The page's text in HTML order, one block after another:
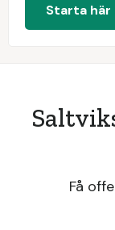
Starta här
Få